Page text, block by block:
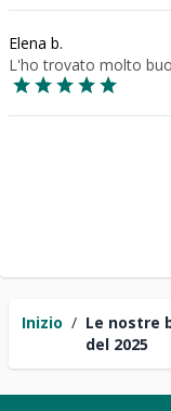
Inizio / Le nostre
del 2025
Elena b.
L'ho trovato molto